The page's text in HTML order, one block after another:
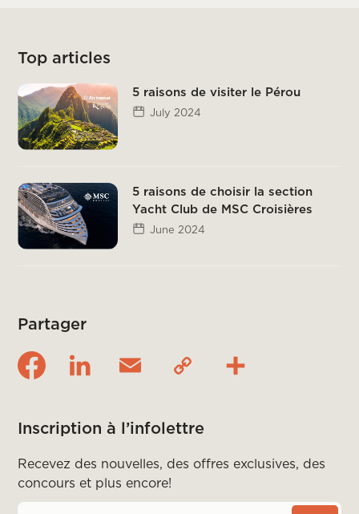
Top articles
5 raisons de visiter le Pérou
July 2024
5 raisons de choisir la section
Yacht Club de MSC Croisières
June 2024
Partager
Inscription à l’infolettre
Recevez des nouvelles, des offres exclusives, des
concours et plus encore!